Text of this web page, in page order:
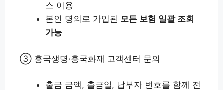
스 이용
본인 명의로 가입된 모든 보험 일괄 조회
가능
③ 흥국생명·흥국화재 고객센터 문의
출금 금액, 출금일, 납부자 번호를 함께 전